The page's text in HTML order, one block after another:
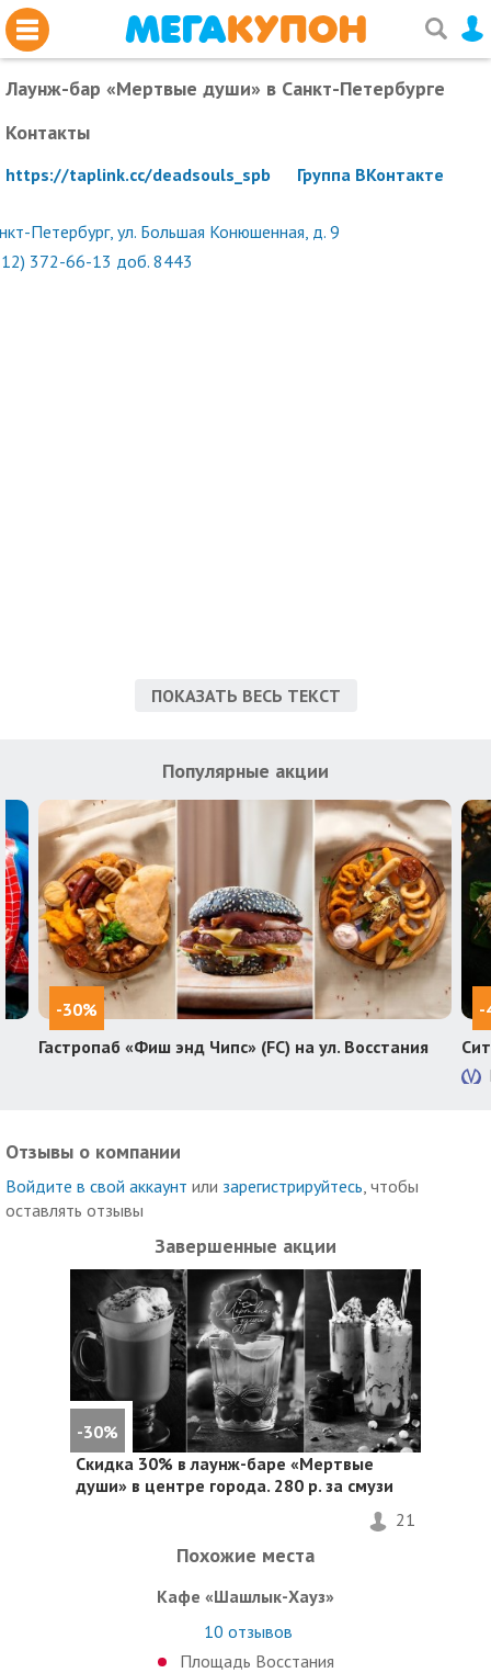
Лаунж-бар «Мертвые души» в Санкт-Петербурге
Контакты
https://taplink.cc/deadsouls_spb Группа ВКонтакте
Петербург, ул. Большая Конюшенная, д. 9
372-66-13 доб. 8443
ПОКАЗАТЬ ВЕСЬ ТЕКСТ
Популярные акции
-30%
Гастропаб «Фиш энд Чипс» (FC) на ул. Восстания
-
Отзывы о компании
Войдите в свой аккаунт или зарегистрируйтесь , чтобы
оставлять отзывы
Завершенные акции
-30%
Скидка 30% в лаунж-баре «Мертвые
души» в центре города. 280 р. за смузи
21
Похожие места
Кафе «Шашлык-Хауз»
10 отзывов
Площадь Восстания